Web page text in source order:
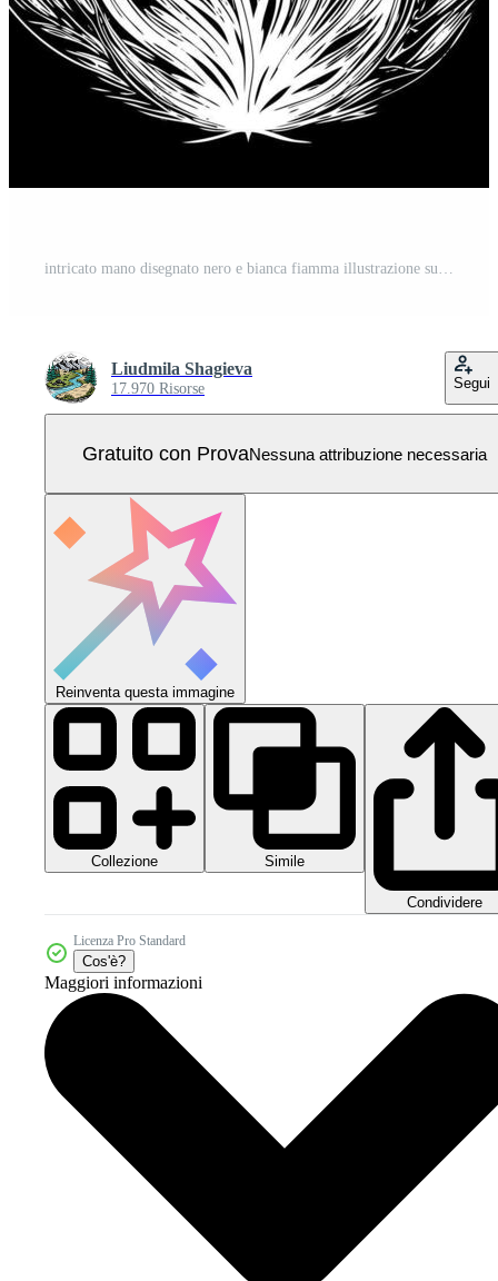
intricato mano disegnato nero e bianca fiamma illustrazione su buio sfondo Vettore Pro
Liudmila Shagieva
17.970 Risorse Segui
Gratuito con ProvaNessuna attribuzione necessaria
Reinventa questa immagine
Collezione Simile
Condividere
Licenza Pro Standard
Cos'è?
Maggiori informazioni